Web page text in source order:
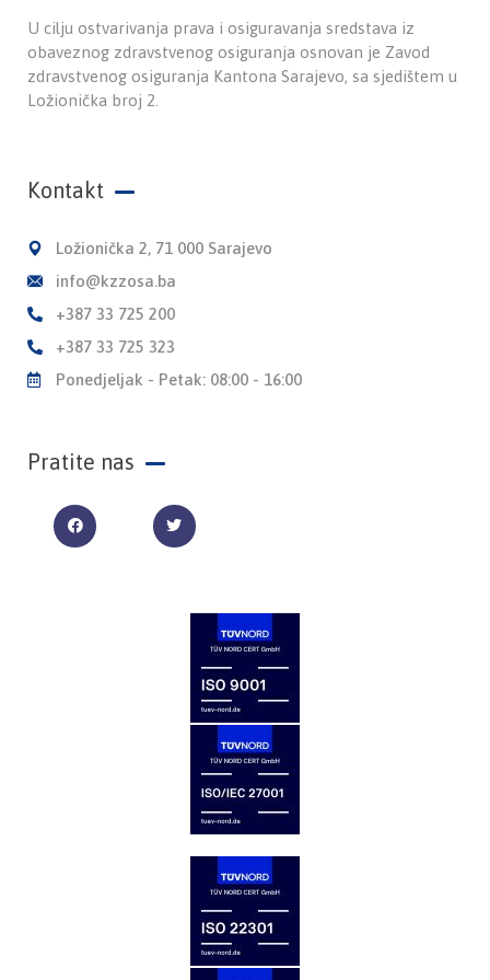
U cilju ostvarivanja prava i osiguravanja sredstava iz
obaveznog zdravstvenog osiguranja osnovan je Zavod
zdravstvenog osiguranja Kantona Sarajevo, sa sjedištem u
Ložionička broj 2.
Kontakt
Ložionička 2, 71 000 Sarajevo
info@kzzosa.ba
+387 33 725 200
+387 33 725 323
Ponedjeljak - Petak: 08:00 - 16:00
Pratite nas